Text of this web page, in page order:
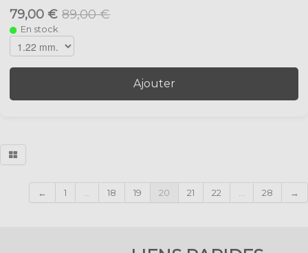
79,00 € 89,00 €
En stock
Ajouter
← 1 ... 18 19 20 21 22 ... 28 →